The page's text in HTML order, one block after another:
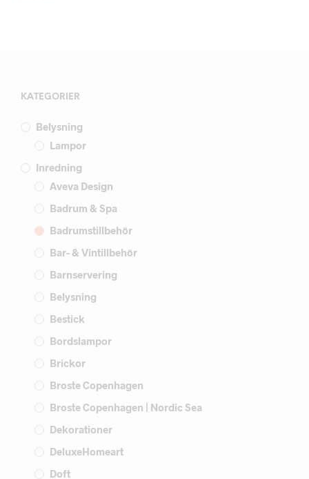
KATEGORIER
Belysning
Lampor
Inredning
Aveva Design
Badrum & Spa
Badrumstillbehör
Bar- & Vintillbehör
Barnservering
Belysning
Bestick
Bordslampor
Brickor
Broste Copenhagen
Broste Copenhagen | Nordic Sea
Dekorationer
DeluxeHomeart
Doft